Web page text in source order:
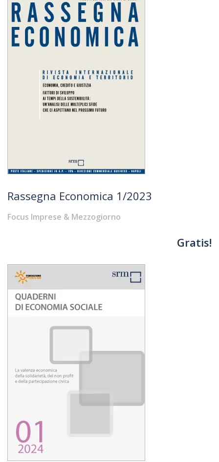
Rassegna Economica 1/2023
Focus Imprese & Mezzogiorno
Gratis!